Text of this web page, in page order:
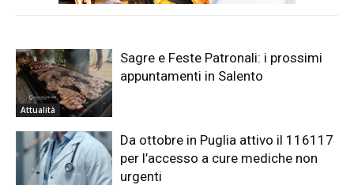
Attualità
Sagre e Feste Patronali: i prossimi
appuntamenti in Salento
Da ottobre in Puglia attivo il 116117
per l’accesso a cure mediche non
urgenti